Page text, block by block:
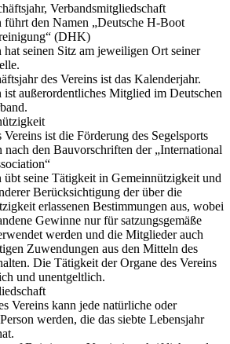
Verbandsmitgliedschaft
führt den Namen „Deutsche H-Boot
(DHK)
hat seinen Sitz am jeweiligen Ort seiner
des Vereins ist das Kalenderjahr.
ist außerordentliches Mitglied im Deutschen
Vereins ist die Förderung des Segelsports
nach den Bauvorschriften der „International
übt seine Tätigkeit in Gemeinnützigkeit und
Berücksichtigung der über die
erlassenen Bestimmungen aus, wobei
Gewinne nur für satzungsgemäße
werden und die Mitglieder auch
Zuwendungen aus den Mitteln des
Die Tätigkeit der Organe des Vereins
und unentgeltlich.
Vereins kann jede natürliche oder
werden, die das siebte Lebensjahr